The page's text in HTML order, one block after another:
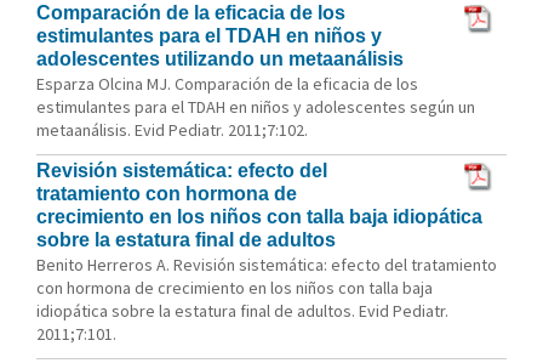
Comparación de la eficacia de los
estimulantes para el TDAH en niños y
adolescentes utilizando un metaanálisis
Esparza Olcina MJ. Comparación de la eficacia de los
estimulantes para el TDAH en niños y adolescentes según un
metaanálisis. Evid Pediatr. 2011;7:102.
Revisión sistemática: efecto del
tratamiento con hormona de
crecimiento en los niños con talla baja idiopática
sobre la estatura final de adultos
Benito Herreros A. Revisión sistemática: efecto del tratamiento
con hormona de crecimiento en los niños con talla baja
idiopática sobre la estatura final de adultos. Evid Pediatr.
2011;7:101.